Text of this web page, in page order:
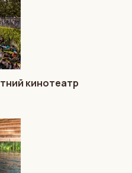
кинотеатр